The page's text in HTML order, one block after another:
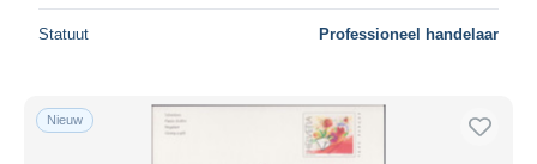
Statuut Professioneel handelaar
Nieuw